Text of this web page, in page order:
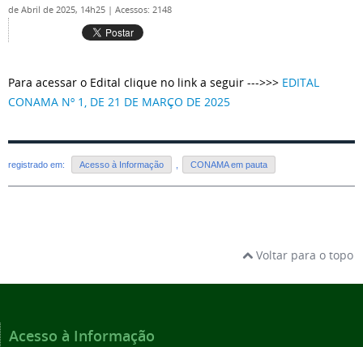
de Abril de 2025, 14h25 | Acessos: 2148
Para acessar o Edital clique no link a seguir --->>> EDITAL
CONAMA Nº 1, DE 21 DE MARÇO DE 2025
registrado em: Acesso à Informação CONAMA em pauta
Voltar para o topo
Acesso à Informação